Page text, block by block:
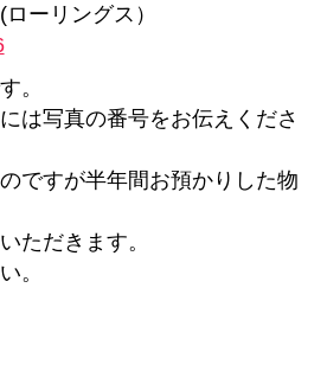
ーリングス）
。
は写真の番号をお伝えくださ
ですが半年間お預かりした物
ただきます。
。